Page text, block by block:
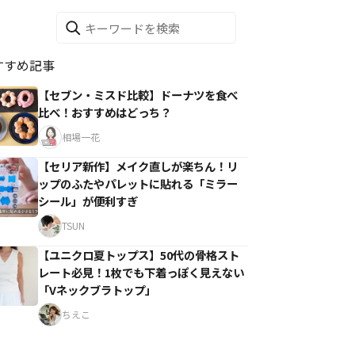
すめ記事
【セブン・ミスド比較】ドーナツを食べ
比べ！おすすめはどっち？
相場一花
【セリア新作】メイク直しが楽ちん！リ
ップのふたやパレットに貼れる「ミラー
シール」が便利すぎ
TSUN
【ユニクロ夏トップス】50代の骨格スト
レート必見！1枚でも下着っぽく見えない
「Vネックブラトップ」
ちえこ